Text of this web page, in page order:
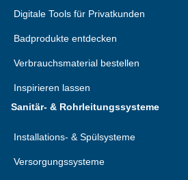
Digitale Tools für Privatkunden
Badprodukte entdecken
Verbrauchsmaterial bestellen
Inspirieren lassen
Sanitär- & Rohrleitungssysteme
Installations- & Spülsysteme
Versorgungssysteme